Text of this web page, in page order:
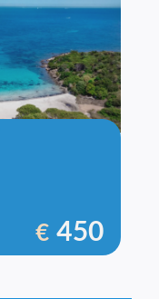
€ 450